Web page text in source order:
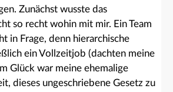
Zunächst wusste das
so recht wohin mit mir. Ein Team
in Frage, denn hierarchische
ein Vollzeitjob (dachten meine
Glück war meine ehemalige
dieses ungeschriebene Gesetz zu